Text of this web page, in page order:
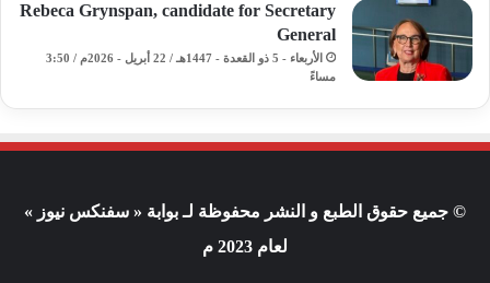
Rebeca Grynspan, candidate for Secretary
General
الأربعاء - 5 ذو القعدة - 1447هـ / 22 أبريل - 2026م / 3:50
مساءً
© جميع حقوق الطبع و النشر محفوظة لـ بوابة « سفنكس نيوز »
لعام 2023 م